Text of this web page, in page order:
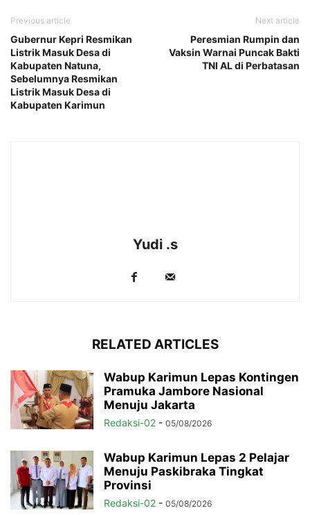
Previous article
Gubernur Kepri Resmikan
Listrik Masuk Desa di
Kabupaten Natuna,
Sebelumnya Resmikan
Listrik Masuk Desa di
Kabupaten Karimun
Next article
Peresmian Rumpin dan
Vaksin Warnai Puncak Bakti
TNI AL di Perbatasan
Yudi .s
RELATED ARTICLES
Wabup Karimun Lepas Kontingen
Pramuka Jambore Nasional
Menuju Jakarta
Redaksi-02 - 05/08/2026
Wabup Karimun Lepas 2 Pelajar
Menuju Paskibraka Tingkat
Provinsi
Redaksi-02 - 05/08/2026